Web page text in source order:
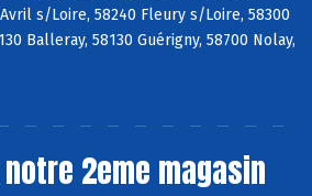
s/Loire, 58240 Fleury s/Loire, 58300
Balleray, 58130 Guérigny, 58700 Nolay,
2eme magasin